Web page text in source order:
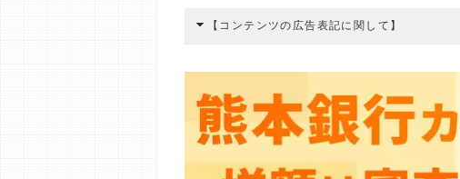
【コンテンツの広告表記に関して】
編集部の調査／ユーザーへの口コミ収集などに
す。
>提携企業一覧